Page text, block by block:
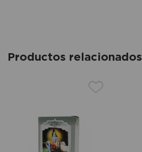
Productos relacionados